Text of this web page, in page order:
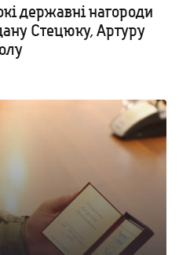
державні нагороди
Стецюку, Артуру